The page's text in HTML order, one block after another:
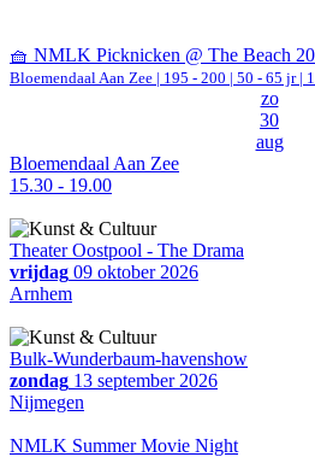
🧺 NMLK Picknicken @ The Beach
Bloemendaal Aan Zee | 195 - 200 | 50 - 65 jr |
zo
30
aug
Bloemendaal Aan Zee
15.30 - 19.00
Theater Oostpool - The Drama
vrijdag 09 oktober 2026
Arnhem
Bulk-Wunderbaum-havenshow
zondag 13 september 2026
Nijmegen
NMLK Summer Movie Night